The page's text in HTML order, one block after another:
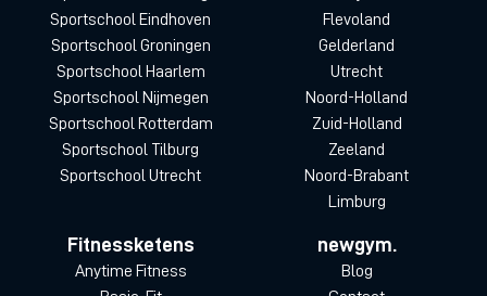
Sportschool Eindhoven
Sportschool Groningen
Sportschool Haarlem
Sportschool Nijmegen
Sportschool Rotterdam
Sportschool Tilburg
Sportschool Utrecht
Flevoland
Gelderland
Utrecht
Noord-Holland
Zuid-Holland
Zeeland
Noord-Brabant
Limburg
Fitnessketens
Anytime Fitness
newgym.
Blog